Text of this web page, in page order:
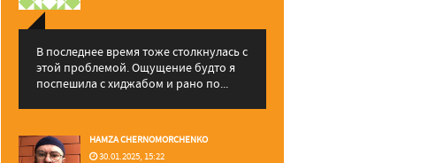
В последнее время тоже столкнулась с
этой проблемой. Ощущение будто я
поспешила с хиджабом и рано по...
HAMZA CHERNOMORCHENKO
30.01.2025, 15:22